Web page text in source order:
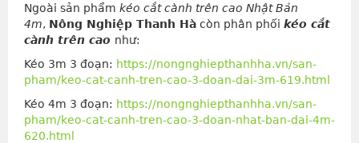
Ngoài sản phẩm kéo cắt cành trên cao Nhật Bản
4m, Nông Nghiệp Thanh Hà còn phân phối kéo cắt
cành trên cao như:
Kéo 3m 3 đoạn: https://nongnghiepthanhha.vn/san-
pham/keo-cat-canh-tren-cao-3-doan-dai-3m-619.html
Kéo 4m 3 đoạn: https://nongnghiepthanhha.vn/san-
pham/keo-cat-canh-tren-cao-3-doan-nhat-ban-dai-4m-
620.html